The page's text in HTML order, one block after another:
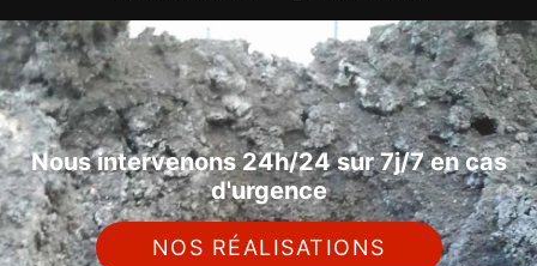
Nous intervenons 24h/24 sur 7j/7 en cas
d'urgence
NOS RÉALISATIONS